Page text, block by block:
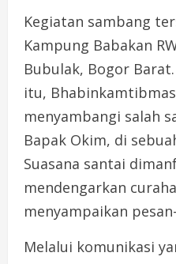
Kegiatan sambang
Kampung Babakan
Bubulak, Bogor
itu,
menyambangi salah
Bapak Okim, di
Suasana santai
mendengarkan
menyampaikan
Melalui komunikasi